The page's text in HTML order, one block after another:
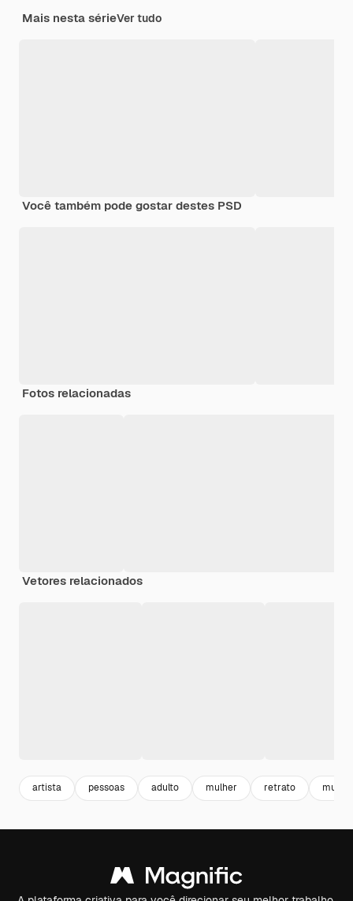
Mais nesta sérieVer tudo
Você também pode gostar destes PSD
Fotos relacionadas
Vetores relacionados
artista pessoas adulto mulher retrato